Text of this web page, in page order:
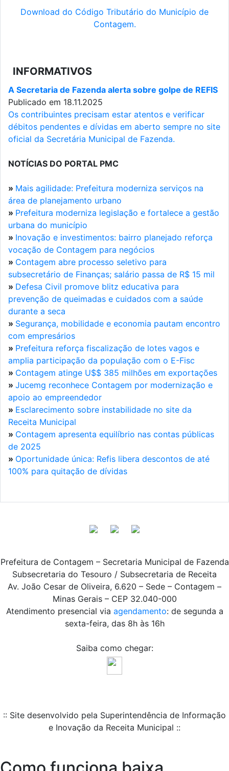
Download do Código Tributário do Município de
Contagem.
INFORMATIVOS
A Secretaria de Fazenda alerta sobre golpe de REFIS
Publicado em 18.11.2025
Os contribuintes precisam estar atentos e verificar
débitos pendentes e dívidas em aberto sempre no site
oficial da Secretária Municipal de Fazenda.
NOTÍCIAS DO PORTAL PMC
» Mais agilidade: Prefeitura moderniza serviços na
área de planejamento urbano
» Prefeitura moderniza legislação e fortalece a gestão
urbana do município
» Inovação e investimentos: bairro planejado reforça
vocação de Contagem para negócios
» Contagem abre processo seletivo para
subsecretário de Finanças; salário passa de R$ 15 mil
» Defesa Civil promove blitz educativa para
prevenção de queimadas e cuidados com a saúde
durante a seca
» Segurança, mobilidade e economia pautam encontro
com empresários
» Prefeitura reforça fiscalização de lotes vagos e
amplia participação da população com o E-Fisc
» Contagem atinge U$$ 385 milhões em exportações
» Jucemg reconhece Contagem por modernização e
apoio ao empreendedor
» Esclarecimento sobre instabilidade no site da
Receita Municipal
» Contagem apresenta equilíbrio nas contas públicas
de 2025
» Oportunidade única: Refis libera descontos de até
100% para quitação de dívidas
Prefeitura de Contagem – Secretaria Municipal de Fazenda
Subsecretaria do Tesouro / Subsecretaria de Receita
Av. João Cesar de Oliveira, 6.620 – Sede – Contagem –
Minas Gerais – CEP 32.040-000
Atendimento presencial via agendamento: de segunda a
sexta-feira, das 8h às 16h
Saiba como chegar:
:: Site desenvolvido pela Superintendência de Informação
e Inovação da Receita Municipal ::